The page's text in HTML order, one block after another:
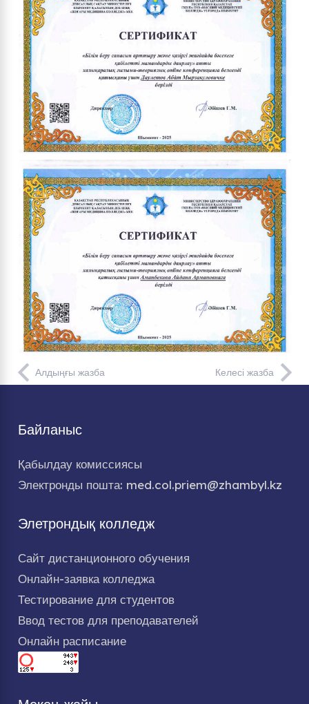
Алдыңғы жазба Келесі жазба
Байланыс
Қабылдау комиссиясы
Электронды пошта: med.col.priem@zhambyl.kz
Элетрондық колледж
Сайт дистанционного обучения
Онлайн-заявка колледжа
Тестирование для студентов
Ввод тестов для преподавателей
Онлайн расписание